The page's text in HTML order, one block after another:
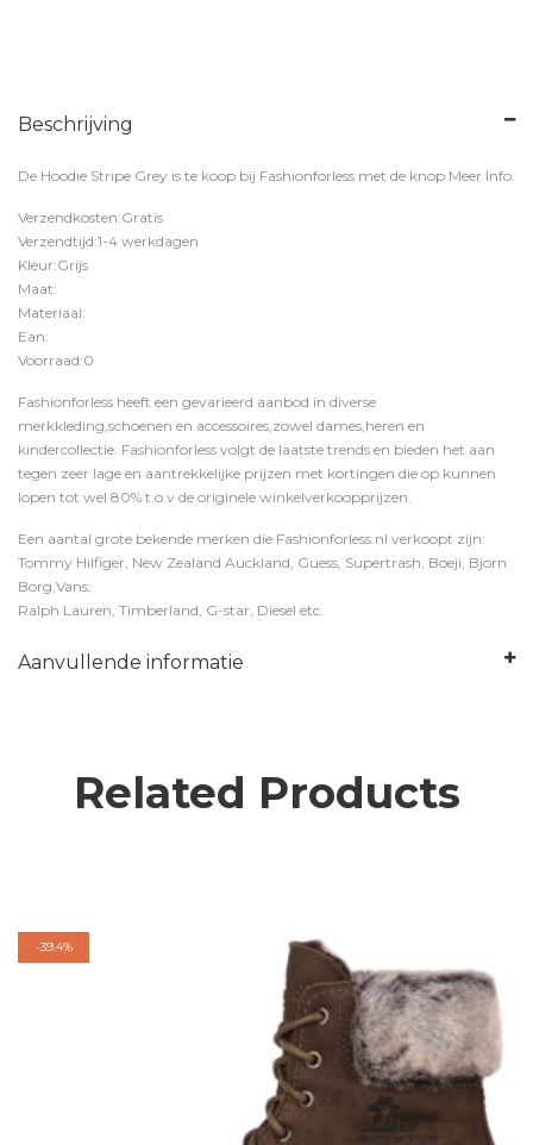
Beschrijving
De Hoodie Stripe Grey is te koop bij Fashionforless met de knop Meer Info.
Verzendkosten:Gratis
Verzendtijd:1-4 werkdagen
Kleur:Grijs
Maat:
Materiaal:
Ean:
Voorraad:0
Fashionforless heeft een gevarieerd aanbod in diverse
merkkleding,schoenen en accessoires,zowel dames,heren en
kindercollectie. Fashionforless volgt de laatste trends en bieden het aan
tegen zeer lage en aantrekkelijke prijzen met kortingen die op kunnen
lopen tot wel 80% t.o.v de originele winkelverkoopprijzen.
Een aantal grote bekende merken die Fashionforless.nl verkoopt zijn:
Tommy Hilfiger, New Zealand Auckland, Guess, Supertrash, Boeji, Bjorn
Borg,Vans,
Ralph Lauren, Timberland, G-star, Diesel etc.
Aanvullende informatie
Related Products
-39.4%